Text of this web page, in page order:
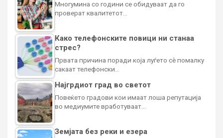
Многумина со години се обидуваат да го
проверат квалитетот…
Како телефонските повици ни станаа
стрес?
Првата причина поради која луѓето сè помалку
сакаат телефонски…
Најгрдиот град во светот
Повеќето градови кои имаат лоша репутација
во медиумите вработуваат…
Земјата без реки и езера